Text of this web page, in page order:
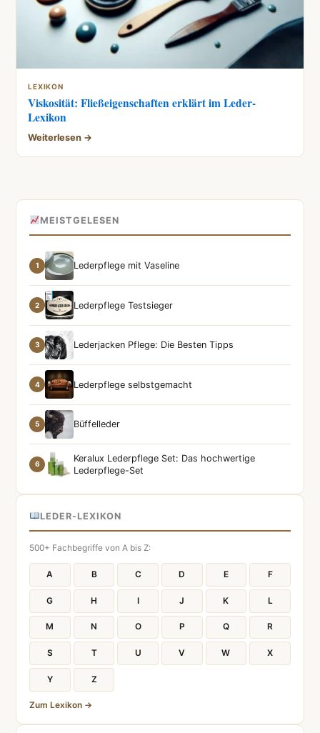
LEXIKON
Viskosität: Fließeigenschaften erklärt im Leder-
Lexikon
Weiterlesen →
MEISTGELESEN
1 Lederpflege mit Vaseline
2 Lederpflege Testsieger
3 Lederjacken Pflege: Die Besten Tipps
4 Lederpflege selbstgemacht
5 Büffelleder
6
Keralux Lederpflege Set: Das hochwertige
Lederpflege-Set
LEDER-LEXIKON
500+ Fachbegriffe von A bis Z:
A B C D E F
G H I J K L
M N O P Q R
S T U V W X
Y Z
Zum Lexikon →